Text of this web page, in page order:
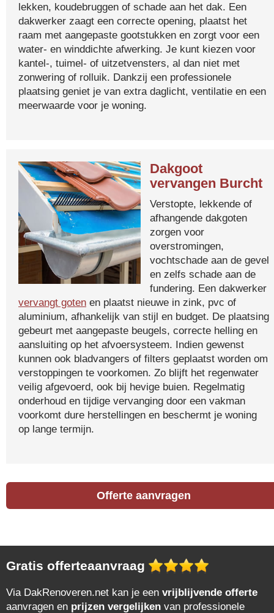
lekken, koudebruggen of schade aan het dak. Een
dakwerker zaagt een correcte opening, plaatst het
raam met aangepaste gootstukken en zorgt voor een
water- en winddichte afwerking. Je kunt kiezen voor
kantel-, tuimel- of uitzetvensters, al dan niet met
zonwering of rolluik. Dankzij een professionele
plaatsing geniet je van extra daglicht, ventilatie en een
meerwaarde voor je woning.
Dakgoot
vervangen Burcht
Verstopte, lekkende of
afhangende dakgoten
zorgen voor
overstromingen,
vochtschade aan de gevel
en zelfs schade aan de
fundering. Een dakwerker
vervangt goten en plaatst nieuwe in zink, pvc of
aluminium, afhankelijk van stijl en budget. De plaatsing
gebeurt met aangepaste beugels, correcte helling en
aansluiting op het afvoersysteem. Indien gewenst
kunnen ook bladvangers of filters geplaatst worden om
verstoppingen te voorkomen. Zo blijft het regenwater
veilig afgevoerd, ook bij hevige buien. Regelmatig
onderhoud en tijdige vervanging door een vakman
voorkomt dure herstellingen en beschermt je woning
op lange termijn.
Offerte aanvragen
Gratis offerteaanvraag
Via DakRenoveren.net kan je een vrijblijvende offerte
aanvragen en prijzen vergelijken van professionele